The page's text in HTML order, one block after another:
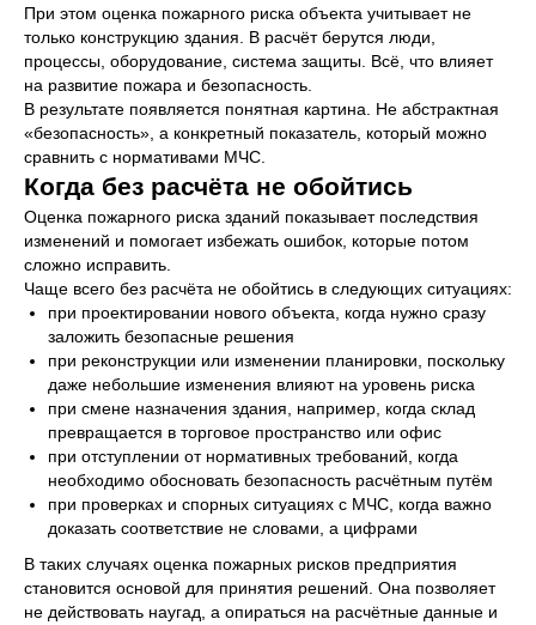
При этом оценка пожарного риска объекта учитывает не
только конструкцию здания. В расчёт берутся люди,
процессы, оборудование, система защиты. Всё, что влияет
на развитие пожара и безопасность.
В результате появляется понятная картина. Не абстрактная
«безопасность», а конкретный показатель, который можно
сравнить с нормативами МЧС.
Когда без расчёта не обойтись
Оценка пожарного риска зданий показывает последствия
изменений и помогает избежать ошибок, которые потом
сложно исправить.
Чаще всего без расчёта не обойтись в следующих ситуациях:
при проектировании нового объекта, когда нужно сразу
заложить безопасные решения
при реконструкции или изменении планировки, поскольку
даже небольшие изменения влияют на уровень риска
при смене назначения здания, например, когда склад
превращается в торговое пространство или офис
при отступлении от нормативных требований, когда
необходимо обосновать безопасность расчётным путём
при проверках и спорных ситуациях с МЧС, когда важно
доказать соответствие не словами, а цифрами
В таких случаях оценка пожарных рисков предприятия
становится основой для принятия решений. Она позволяет
не действовать наугад, а опираться на расчётные данные и